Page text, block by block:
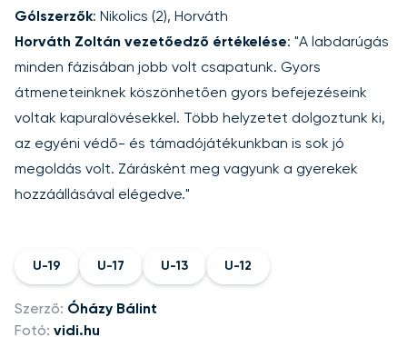
Gólszerzők: Nikolics (2), Horváth
Horváth Zoltán vezetőedző értékelése: "A labdarúgás
minden fázisában jobb volt csapatunk. Gyors
átmeneteinknek köszönhetően gyors befejezéseink
voltak kapuralövésekkel. Több helyzetet dolgoztunk ki,
az egyéni védő- és támadójátékunkban is sok jó
megoldás volt. Zárásként meg vagyunk a gyerekek
hozzáállásával elégedve."
U-19 U-17 U-13 U-12
Szerző: Óházy Bálint
Fotó: vidi.hu